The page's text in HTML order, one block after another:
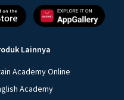
Lainnya
Academy Online
Academy